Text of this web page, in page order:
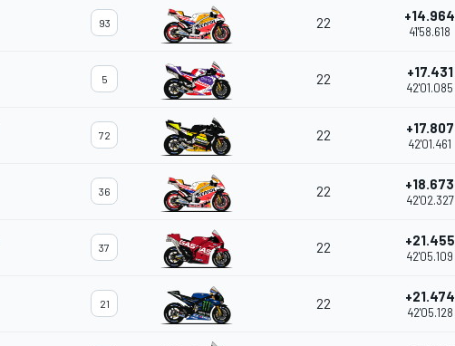
93 22 +14.964
41'58.618
5 22 +17.431
42'01.085
72 22 +17.807
42'01.461
36 22 +18.673
42'02.327
37 22 +21.455
42'05.109
21 22 +21.474
42'05.128